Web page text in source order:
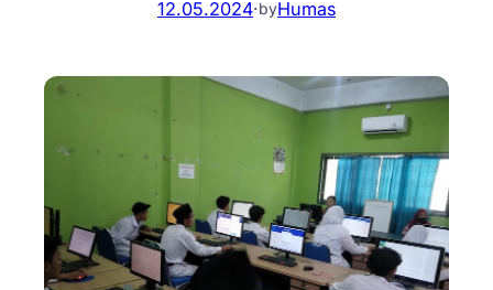
12.05.2024·byHumas